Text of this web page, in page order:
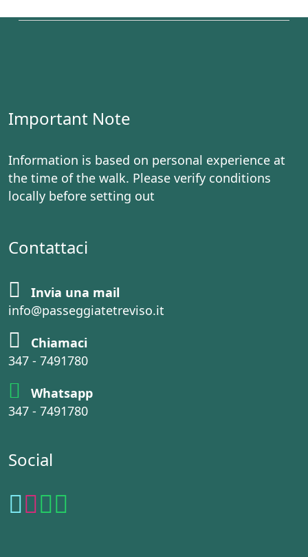
Important Note
Information is based on personal experience at
the time of the walk. Please verify conditions
locally before setting out
Contattaci
Invia una mail
info@passeggiatetreviso.it
Chiamaci
347 - 7491780
Whatsapp
347 - 7491780
Social